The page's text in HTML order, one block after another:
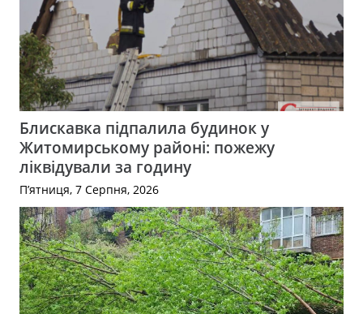
Блискавка підпалила будинок у
Житомирському районі: пожежу
ліквідували за годину
П’ятниця, 7 Серпня, 2026